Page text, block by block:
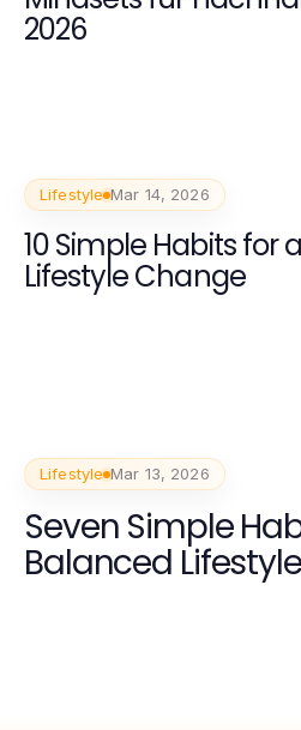
2026
Lifestyle Mar 14, 2026
10 Simple Habits for
Lifestyle Change
Lifestyle Mar 13, 2026
Seven Simple
Balanced